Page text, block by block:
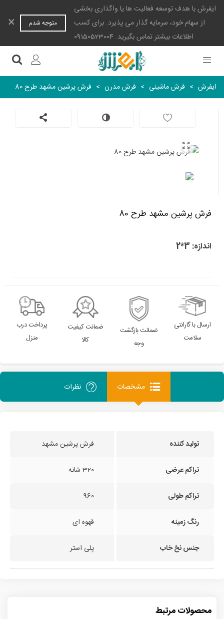
ایفرش با هدف توسعه فعالیت ها یا واگذاری بخشی
از سهام خود، سرمایه گذار می پذیرد. برای کسب
اطلاعات بیشتر تماس بگیرید. 09150523004
متوجه شدم ×
ایفرش > فرش ماشینی > فرش مدرن > فرش پرشین مشهد طرح 80
فرش پرشین مشهد طرح 80
اندازه: 3*2
ارسال با گارانتی
سلامت
ضمانت بازگشت
وجه
ضمانت کیفیت
کالا
پرداخت درب
منزل
مشخصات نظرات
تولید کننده فرش پرشین مشهد
تراکم عرضی 320 شانه
تراکم طولی 960
رنگ زمینه قهوه ای
جنس نخ خاب پلی استر
محصولات مرتبط